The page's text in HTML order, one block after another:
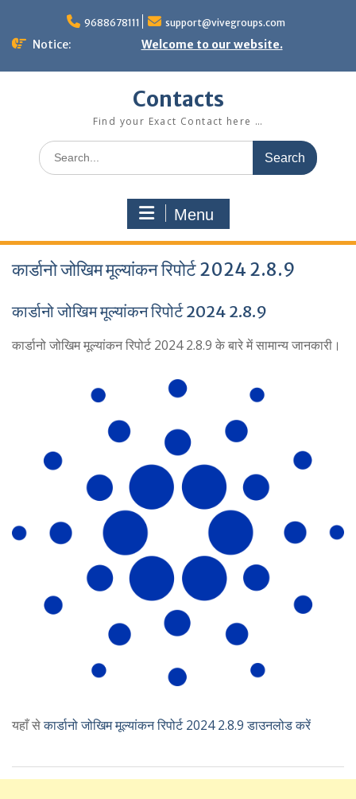
content
9688678111 support@vivegroups.com
Notice: Welcome to our website.
Contacts
Find your Exact Contact here …
Search
for:
Menu
कार्डानो जोखिम मूल्यांकन रिपोर्ट 2024 2.8.9
कार्डानो जोखिम मूल्यांकन रिपोर्ट 2024 2.8.9
कार्डानो जोखिम मूल्यांकन रिपोर्ट 2024 2.8.9 के बारे में सामान्य जानकारी।
यहाँ सेकार्डानो जोखिम मूल्यांकन रिपोर्ट 2024 2.8.9 डाउनलोड करें